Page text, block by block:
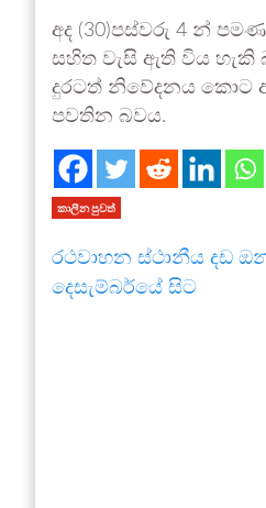
අද (30)පස්වරු 4 න්
සහිත වැසි ඇති විය හැකි
දුරටත් නිවේදනය කොට
පවතින බවය.
කාලීන පුවත්
රථවාහන ස්ථානීය දඩ
දෙසැම්බර්යේ සිට